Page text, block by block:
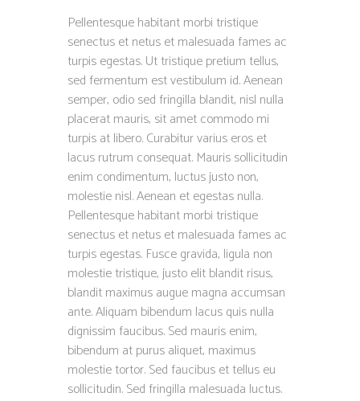
Pellentesque habitant morbi tristique
senectus et netus et malesuada fames ac
turpis egestas. Ut tristique pretium tellus,
sed fermentum est vestibulum id. Aenean
semper, odio sed fringilla blandit, nisl nulla
placerat mauris, sit amet commodo mi
turpis at libero. Curabitur varius eros et
lacus rutrum consequat. Mauris sollicitudin
enim condimentum, luctus justo non,
molestie nisl. Aenean et egestas nulla.
Pellentesque habitant morbi tristique
senectus et netus et malesuada fames ac
turpis egestas. Fusce gravida, ligula non
molestie tristique, justo elit blandit risus,
blandit maximus augue magna accumsan
ante. Aliquam bibendum lacus quis nulla
dignissim faucibus. Sed mauris enim,
bibendum at purus aliquet, maximus
molestie tortor. Sed faucibus et tellus eu
sollicitudin. Sed fringilla malesuada luctus.